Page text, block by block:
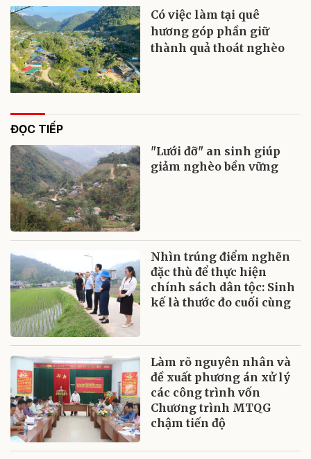
Có việc làm tại quê
hương góp phần giữ
thành quả thoát nghèo
ĐỌC TIẾP
"Lưới đỡ" an sinh giúp
giảm nghèo bền vững
Nhìn trúng điểm nghẽn
đặc thù để thực hiện
chính sách dân tộc: Sinh
kế là thước đo cuối cùng
Làm rõ nguyên nhân và
đề xuất phương án xử lý
các công trình vốn
Chương trình MTQG
chậm tiến độ